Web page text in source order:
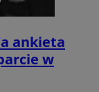
ankieta
w